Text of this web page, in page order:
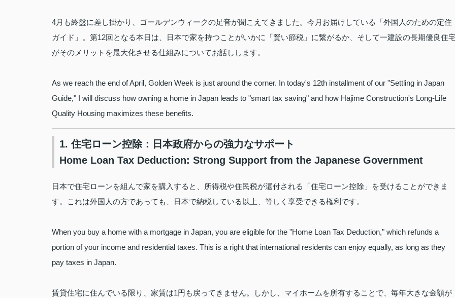
4月も終盤に差し掛かり、ゴールデンウィークの足音が聞こえてきました。今月お届けしている「外国人のための定住
ガイド」。第12回となる本日は、日本で家を持つことがいかに「賢い節税」に繋がるか、そして一建設の長期優良住
がそのメリットを最大化させる仕組みについてお話しします。
As we reach the end of April, Golden Week is just around the corner. In today's 12th installment of our "Settling in Japan
Guide," I will discuss how owning a home in Japan leads to "smart tax saving" and how Hajime Construction's Long-Life
Quality Housing maximizes these benefits.
1. 住宅ローン控除：日本政府からの強力なサポート
Home Loan Tax Deduction: Strong Support from the Japanese Government
日本で住宅ローンを組んで家を購入すると、所得税や住民税が還付される「住宅ローン控除」を受けることができま
す。これは外国人の方であっても、日本で納税している以上、等しく享受できる権利です。
When you buy a home with a mortgage in Japan, you are eligible for the "Home Loan Tax Deduction," which refunds a
portion of your income and residential taxes. This is a right that international residents can enjoy equally, as long as they
pay taxes in Japan.
賃貸住宅に住んでいる限り、家賃は1円も戻ってきません。しかし、マイホームを所有することで、毎年大きな金額が